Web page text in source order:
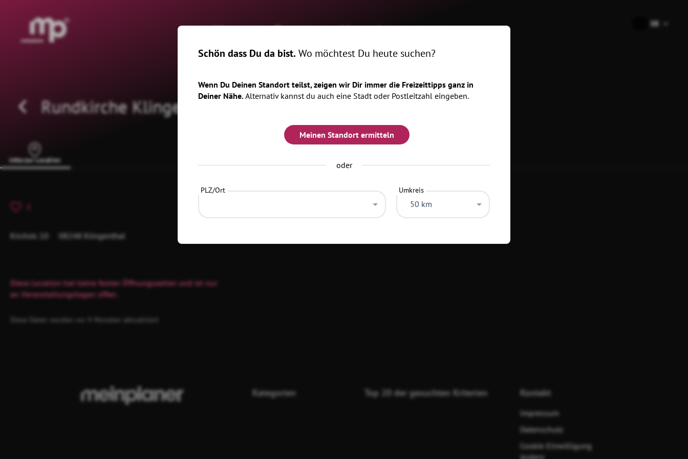
® DE
Home Events Magazin Locations
Rundkirche Klingenthal
Infos zur Location
0
Kirchstr. 10 08248 Klingenthal
Diese Location hat keine festen Öffnungszeiten und ist nur
an Veranstaltungstagen offen.
Diese Daten wurden vor 9 Monaten aktualisiert
Kategorien Top 20 der gesuchten Kriterien Kontakt
Impressum
Datenschutz
Cookie-Einwilligung
ändern
Schön dass Du da bist. Wo möchtest Du heute suchen?
Wenn Du Deinen Standort teilst, zeigen wir Dir immer die Freizeittipps ganz in
Deiner Nähe.Alternativ kannst du auch eine Stadt oder Postleitzahl eingeben.
Meinen Standort ermitteln
oder
PLZ/Ort Umkreis
50 km